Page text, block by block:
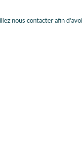
nous contacter afin